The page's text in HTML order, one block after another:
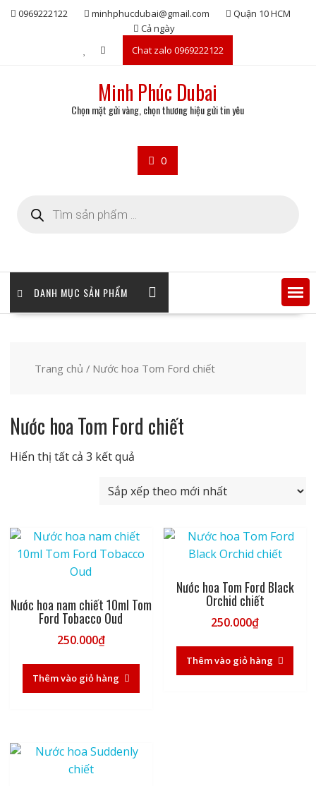
Skip0969222122 minhphucdubai@gmail.com
Quận 10 HCM
Cả ngày
Chat zalo 0969222122
Minh Phúc Dubai
Chọn mặt gửi vàng, chọn thương hiệu gửi tin yêu
0
kiếm
sản
DANH MỤC SẢN PHẨM
Trang chủ / Nước hoa Tom Ford chiết
Nước hoa Tom Ford chiết
Hiển thị tất cả 3 kết quảĐã
xếp
nhất
Nước hoa nam chiết 10ml Tom
Ford Tobacco Oud
250.000₫
Thêm vào giỏ hàng
Nước hoa Tom Ford Black
Orchid chiết
250.000₫
Thêm vào giỏ hàng